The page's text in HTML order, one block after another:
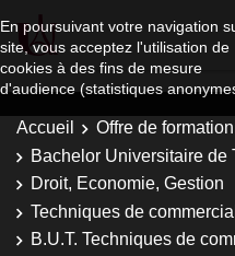
En poursuivant votre navigation
site, vous acceptez l'utilisation de
cookies à des fins de mesure
d'audience (statistiques
Accueil
Offre de formation
Bachelor Universitaire de
Droit, Economie, Gestion
Techniques de
B.U.T. Techniques de